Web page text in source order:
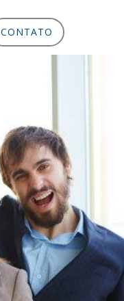
CONTATO